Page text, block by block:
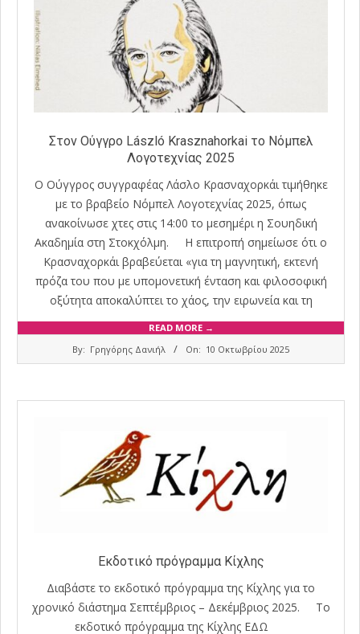
Στον Ούγγρο László Krasznahorkai το Νόμπελ
Λογοτεχνίας 2025
Ο Ούγγρος συγγραφέας Λάσλο Κρασναχορκάι τιμήθηκε
με το βραβείο Νόμπελ Λογοτεχνίας 2025, όπως
ανακοίνωσε χτες στις 14:00 το μεσημέρι η Σουηδική
Ακαδημία στη Στοκχόλμη. Η επιτροπή σημείωσε ότι ο
Κρασναχορκάι βραβεύεται «για τη μαγνητική, εκτενή
πρόζα του που με υπομονετική ένταση και φιλοσοφική
οξύτητα αποκαλύπτει το χάος, την ειρωνεία και τη
READ MORE →
By: Γρηγόρης Δανιήλ On: 10 Οκτωβρίου 2025
Εκδοτικό πρόγραμμα Κίχλης
Διαβάστε το εκδοτικό πρόγραμμα της Κίχλης για το
χρονικό διάστημα Σεπτέμβριος – Δεκέμβριος 2025. Το
εκδοτικό πρόγραμμα της Κίχλης ΕΔΩ